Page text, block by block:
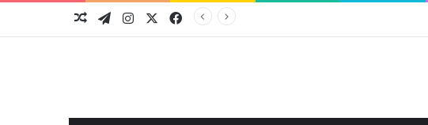
فیسبوکایکس اینستاگرام
تلگرام